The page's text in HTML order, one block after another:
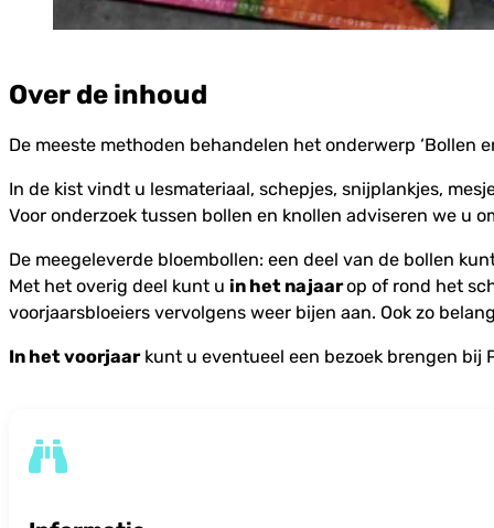
Over de inhoud
De meeste methoden behandelen het onderwerp ‘Bollen
In de kist vindt u lesmateriaal, schepjes, snijplankjes,
Voor onderzoek tussen bollen en knollen adviseren we u
De meegeleverde bloembollen: een deel van de bollen
Met het overig deel kunt u in het najaarop of rond het
voorjaarsbloeiers vervolgens weer bijen aan. Ook zo
In het voorjaarkunt u eventueel een bezoek brengen bij